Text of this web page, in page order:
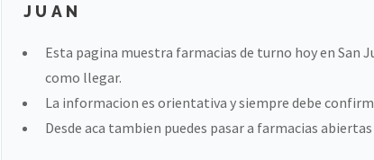
JUAN
Esta pagina muestra farmacias de turno hoy en San
como llegar.
La informacion es orientativa y siempre debe
Desde aca tambien puedes pasar a farmacias